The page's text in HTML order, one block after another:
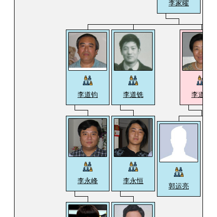
李家曜
李道钧
李永峰
李道铣
李永恒
李道铨
郭运亮